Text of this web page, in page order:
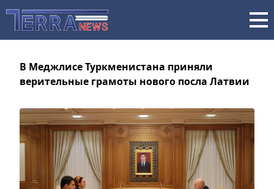
В Меджлисе Туркменистана приняли
верительные грамоты нового посла Латвии